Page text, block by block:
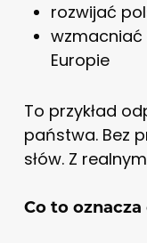
rozwijać
wzmacniać
Europie
To przykład
państwa. Bez
słów. Z
Co to